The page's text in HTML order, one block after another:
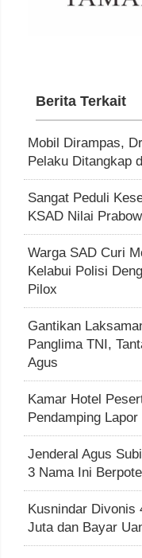
Berita Terkait
Mobil Dirampas,
Pelaku Ditangkap
Sangat Peduli
KSAD Nilai
Warga SAD Curi
Kelabui Polisi
Pilox
Gantikan
Panglima TNI,
Agus
Kamar Hotel
Pendamping
Jenderal Agus
3 Nama Ini
Kusnindar Divonis
Juta dan Bayar